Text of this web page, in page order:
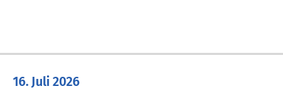
16. Juli 2026